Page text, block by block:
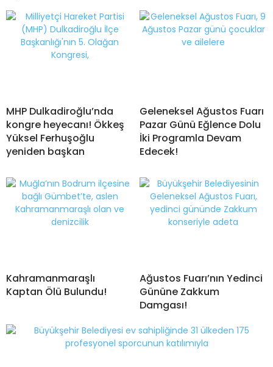
MHP Dulkadiroğlu’nda
kongre heyecanı! Ökkeş
Yüksel Ferhuşoğlu
yeniden başkan
Geleneksel Ağustos Fuarı
Pazar Günü Eğlence Dolu
İki Programla Devam
Edecek!
Kahramanmaraşlı
Kaptan Ölü Bulundu!
Ağustos Fuarı’nın Yedinci
Gününe Zakkum
Damgası!